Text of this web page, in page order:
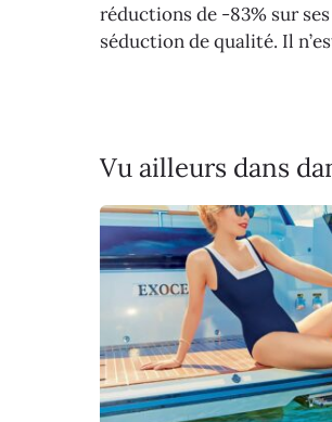
réductions de -83% sur
séduction de qualité. Il
Vu ailleurs dans